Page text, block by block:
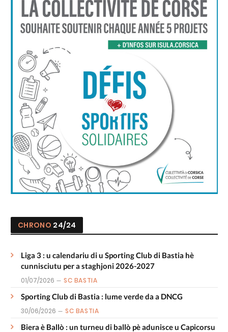
CHRONO 24/24
Liga 3 : u calendariu di u Sporting Club di Bastia hè
cunnisciutu per a staghjoni 2026-2027
01/07/2026 SC BASTIA
Sporting Club di Bastia : lume verde da a DNCG
30/06/2026 SC BASTIA
Biera è Ballò : un turneu di ballò pè adunisce u Capicorsu